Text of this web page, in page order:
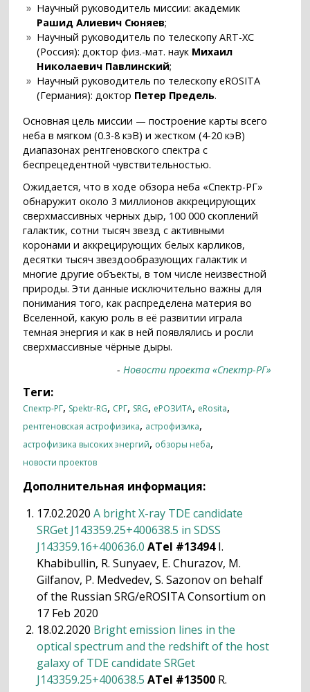
Научный руководитель миссии: академик
Рашид Алиевич Сюняев;
Научный руководитель по телескопу ART-XC
(Россия): доктор физ.-мат. наук Михаил
Николаевич Павлинский;
Научный руководитель по телескопу eROSITA
(Германия): доктор Петер Предель.
Основная цель миссии — построение карты всего
неба в мягком (0.3-8 кэВ) и жестком (4-20 кэВ)
диапазонах рентгеновского спектра с
беспрецедентной чувствительностью.
Ожидается, что в ходе обзора неба «Спектр-РГ»
обнаружит около 3 миллионов аккрецирующих
сверхмассивных черных дыр, 100 000 скоплений
галактик, сотни тысяч звезд с активными
коронами и аккрецирующих белых карликов,
десятки тысяч звездообразующих галактик и
многие другие объекты, в том числе неизвестной
природы. Эти данные исключительно важны для
понимания того, как распределена материя во
Вселенной, какую роль в её развитии играла
темная энергия и как в ней появлялись и росли
сверхмассивные чёрные дыры.
- Новости проекта «Спектр-РГ»
Теги:
Спектр-РГ, Spektr-RG, СРГ, SRG, еРОЗИТА, eRosita,
рентгеновская астрофизика, астрофизика,
астрофизика высоких энергий, обзоры неба,
новости проектов
Дополнительная информация:
17.02.2020A bright X-ray TDE candidate
SRGet J143359.25+400638.5 in SDSS
J143359.16+400636.0 ATel #13494I.
Khabibullin, R. Sunyaev, E. Churazov, M.
Gilfanov, P. Medvedev, S. Sazonov on behalf
of the Russian SRG/eROSITA Consortium on
17 Feb 2020
18.02.2020 Bright emission lines in the
optical spectrum and the redshift of the host
galaxy of TDE candidate SRGet
J143359.25+400638.5 ATel #13500 R.